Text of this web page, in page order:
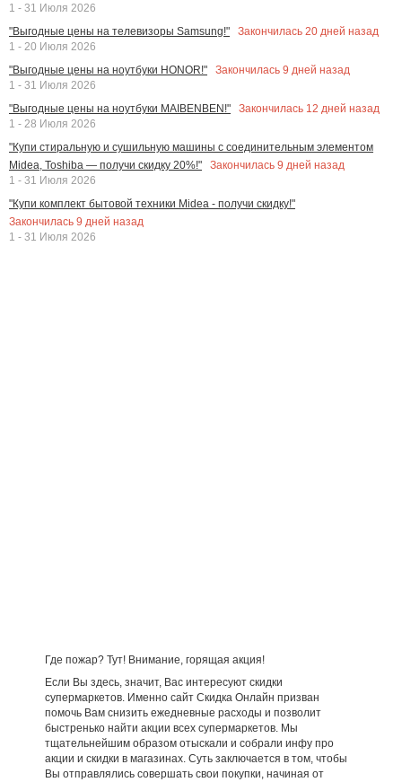
1 - 31 Июля 2026
"Выгодные цены на телевизоры Samsung!"
Закончилась 20 дней назад
1 - 20 Июля 2026
"Выгодные цены на ноутбуки HONOR!"
Закончилась 9 дней назад
1 - 31 Июля 2026
"Выгодные цены на ноутбуки MAIBENBEN!"
Закончилась 12 дней назад
1 - 28 Июля 2026
"Купи стиральную и сушильную машины с соединительным элементом
Midea, Toshiba — получи скидку 20%!"
Закончилась 9 дней назад
1 - 31 Июля 2026
"Купи комплект бытовой техники Midea - получи скидку!"
Закончилась 9 дней назад
1 - 31 Июля 2026
Где пожар? Тут! Внимание, горящая акция!
Если Вы здесь, значит, Вас интересуют скидки
супермаркетов. Именно сайт Скидка Онлайн призван
помочь Вам снизить ежедневные расходы и позволит
быстренько найти акции всех супермаркетов. Мы
тщательнейшим образом отыскали и собрали инфу про
акции и скидки в магазинах. Суть заключается в том, чтобы
Вы отправлялись совершать свои покупки, начиная от